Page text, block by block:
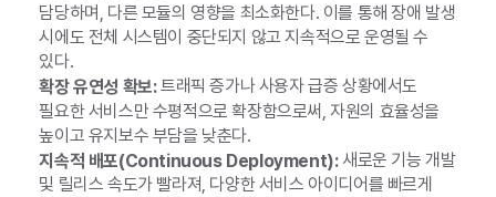
담당하며, 다른 모듈의 영향을 최소화한다. 이를 통해 장애 발생
시에도 전체 시스템이 중단되지 않고 지속적으로 운영될 수
있다.
확장 유연성 확보:트래픽 증가나 사용자 급증 상황에서도
필요한 서비스만 수평적으로 확장함으로써, 자원의 효율성을
높이고 유지보수 부담을 낮춘다.
지속적 배포(Continuous Deployment):새로운 기능 개발
및 릴리스 속도가 빨라져, 다양한 서비스 아이디어를 빠르게